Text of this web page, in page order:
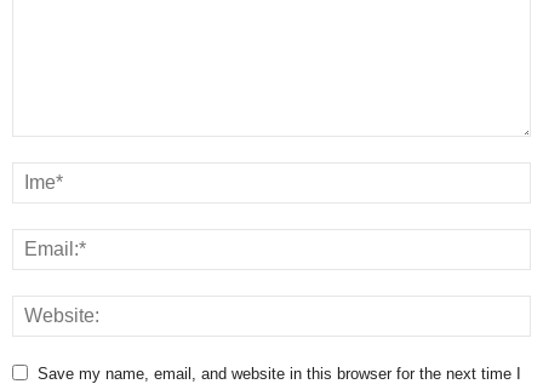
Save my name, email, and website in this browser for the next time I